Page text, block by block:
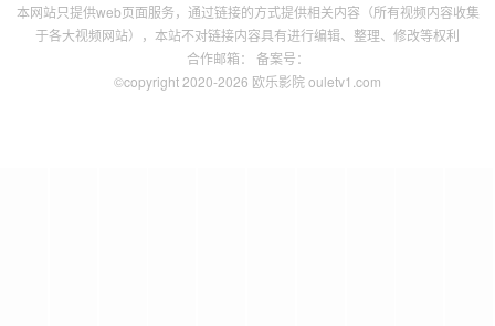
本网站只提供web页面服务，通过链接的方式提供相关内容（所有视频内容收集
于各大视频网站），本站不对链接内容具有进行编辑、整理、修改等权利
合作邮箱： 备案号：
©copyright 2020-2026 欧乐影院 ouletv1.com